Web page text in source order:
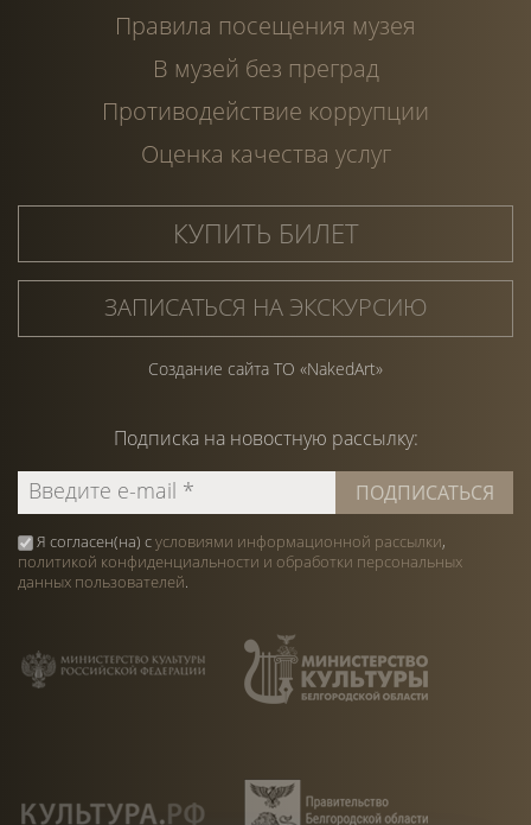
Правила посещения музея
В музей без преград
Противодействие коррупции
Оценка качества услуг
КУПИТЬ БИЛЕТ
ЗАПИСАТЬСЯ НА ЭКСКУРСИЮ
Создание сайта ТО «NakedArt»
Подписка на новостную рассылку:
Я согласен(на) сусловиями информационной рассылки,
политикой конфиденциальности и обработки персональных
данных пользователей.